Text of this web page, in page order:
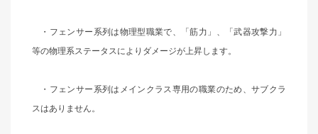
・フェンサー系列は物理型職業で、「筋力」、「武器攻撃力」
等の物理系ステータスによりダメージが上昇します。
・フェンサー系列はメインクラス専用の職業のため、サブクラ
スはありません。